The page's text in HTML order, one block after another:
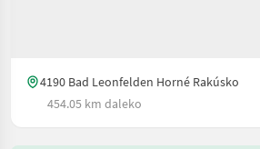
4190 Bad Leonfelden Horné Rakúsko
454.05 km daleko